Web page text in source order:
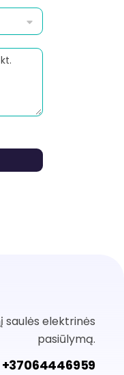
saulės elektrinės
pasiūlymą.
+37064446959